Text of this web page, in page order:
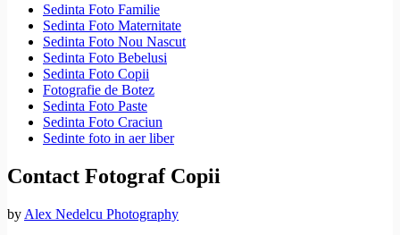
Sedinta Foto Familie
Sedinta Foto Maternitate
Sedinta Foto Nou Nascut
Sedinta Foto Bebelusi
Sedinta Foto Copii
Fotografie de Botez
Sedinta Foto Paste
Sedinta Foto Craciun
Sedinte foto in aer liber
Contact Fotograf Copii
by Alex Nedelcu Photography